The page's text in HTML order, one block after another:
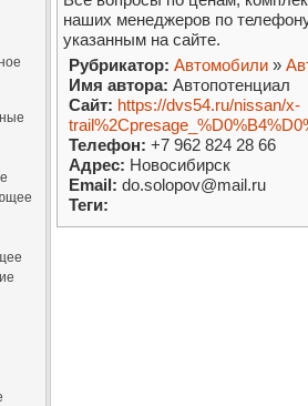
наших менеджеров по
указанным на сайте.
Рубрикатор: Автомобили »
Имя автора: Автопотенциал
Сайт: https://dvs54.ru/nissan/x-
Телефон: +7 962 824 28 66
Адрес: Новосибирск
Email: do.solopov@mail.ru
Теги: